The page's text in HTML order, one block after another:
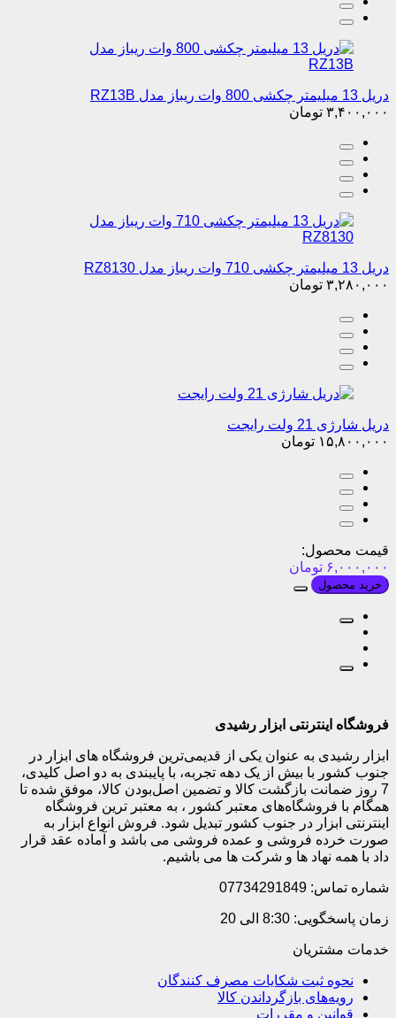
دریل 13 میلیمتر چکشی 710 وات ریباز مدل RZ8130
۳,۲۸۰,۰۰۰
۱۵,۸۰۰,۰۰۰
قیمت محصول:
۶,۰۰۰,۰۰۰ تومان
ابزار رشیدی به عنوان یکی از قدیمی‌ترین فروشگاه های ابزار در
جنوب کشور با بیش از یک دهه تجربه، با پایبندی به دو اصل کلیدی،
7 روز ضمانت بازگشت کالا و تضمین اصل‌بودن کالا، موفق شده تا
صورت خرده فروشی و عمده فروشی می باشد و آماده عقد قرار
داد با همه نهاد ها و شرکت ها می باشیم.
شماره تماس: 07734291849
زمان پاسخگویی: 8:30 الی 20
خدمات مشتریان
نحوه ثبت شکایات مصرف کنندگان
قوانین و مقررات
حریم خصوصی
نحوه پرداخت وجه خرید کالا
نحوه فسخ خدمات
روند مرجوعی کالا
نحوه استرداد وجه
مدت زمان تحویل کالا
نحوه پرداخت وجه خرید کالا